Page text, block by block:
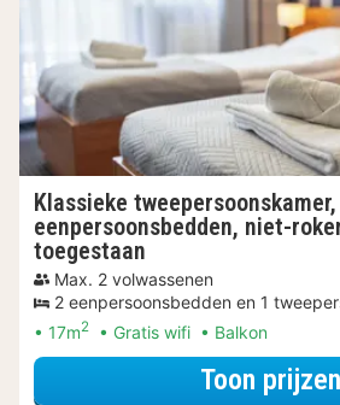
Klassieke
eenpersoonsbedden, niet-
toegestaan
Max. 2 volwassenen
2 eenpersoonsbedden en 1
17m2 Gratis wifi Balkon
Toon prijzen